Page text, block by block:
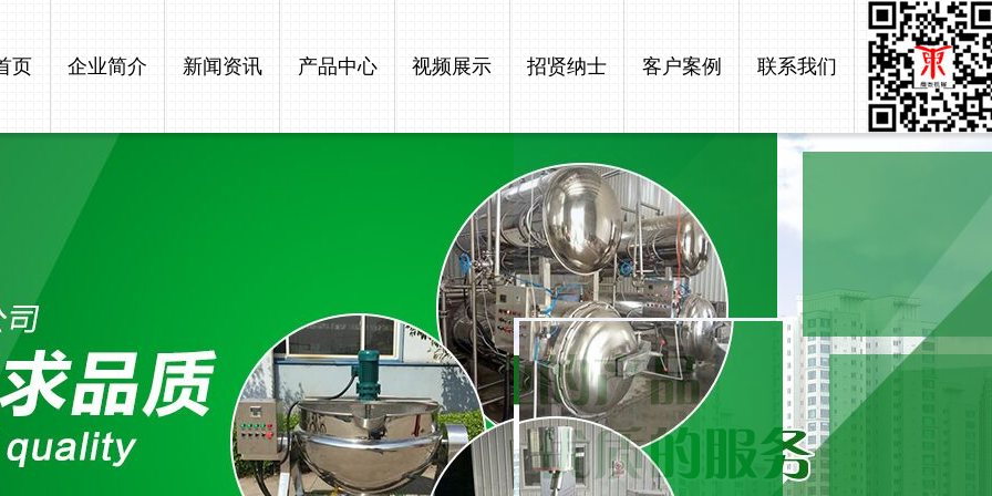
页 企业简介 新闻资讯 产品中心 视频展示 招贤纳士 客户案例 联系我们